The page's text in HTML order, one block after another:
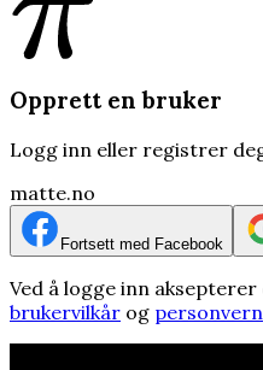
Opprett en bruker
Logg inn eller registrer
matte.no
Fortsett med Facebook
Ved å logge inn
brukervilkår og personvern